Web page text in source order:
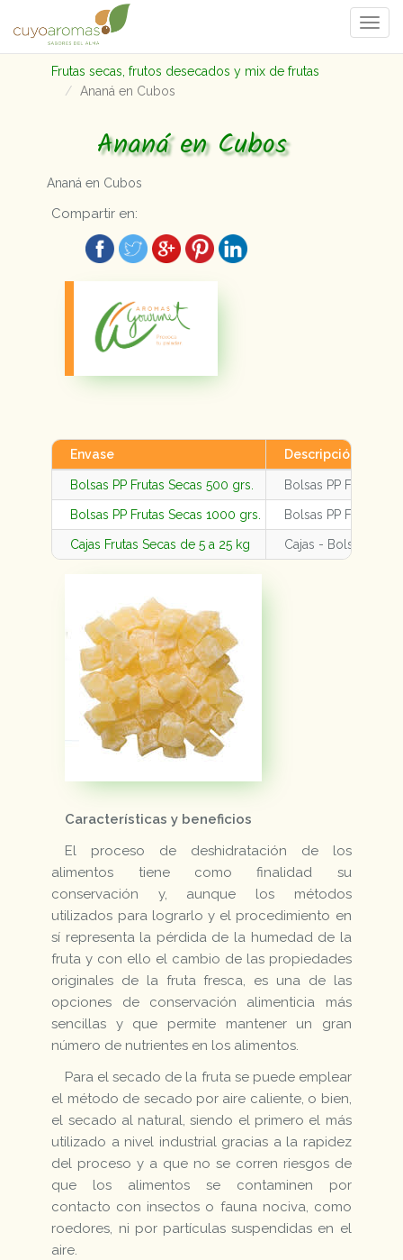
Frutas secas, frutos desecados y mix de frutas
Ananá en Cubos
Ananá en Cubos
Ananá en Cubos
Compartir en:
Envase Descripción
Bolsas PP Frutas Secas 500 grs. Bolsas PP Frutas
Bolsas PP Frutas Secas 1000 grs. Bolsas PP Frutas
Cajas Frutas Secas de 5 a 25 kg Cajas - Bolsas
Características y beneficios
El proceso de deshidratación de los
alimentos tiene como finalidad su
conservación y, aunque los métodos
utilizados para lograrlo y el procedimiento en
sí representa la pérdida de la humedad de la
fruta y con ello el cambio de las propiedades
originales de la fruta fresca, es una de las
opciones de conservación alimenticia más
sencillas y que permite mantener un gran
número de nutrientes en los alimentos.
Para el secado de la fruta se puede emplear
el método de secado por aire caliente, o bien,
el secado al natural, siendo el primero el más
utilizado a nivel industrial gracias a la rapidez
del proceso y a que no se corren riesgos de
que los alimentos se contaminen por
contacto con insectos o fauna nociva, como
roedores, ni por partículas suspendidas en el
aire.